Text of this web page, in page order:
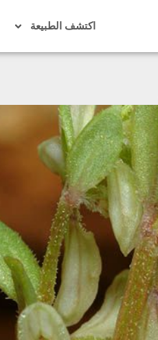
اكتشف الطبيعة